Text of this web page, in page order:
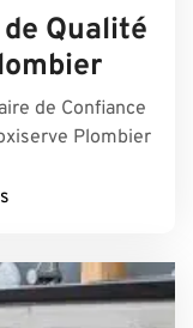
eme
Qualité
de Confiance
Plombier